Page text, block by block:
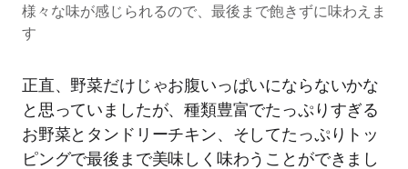
様々な味が感じられるので、最後まで飽きずに味わえま
す
正直、野菜だけじゃお腹いっぱいにならないかな
と思っていましたが、種類豊富でたっぷりすぎる
お野菜とタンドリーチキン、そしてたっぷりトッ
ピングで最後まで美味しく味わうことができまし